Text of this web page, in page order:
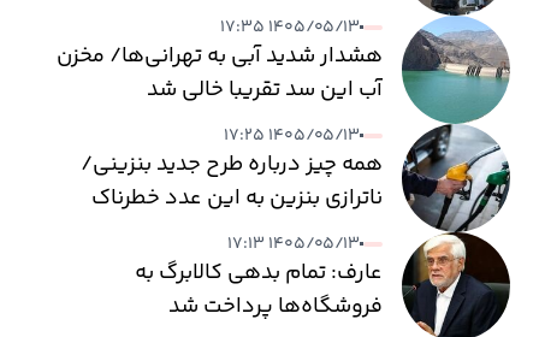
۱۴۰۵/۰۵/۱۳ ۱۷:۳۵
هشدار شدید آبی به تهرانی‌ها/ مخزن
آب این سد تقریبا خالی شد
۱۴۰۵/۰۵/۱۳ ۱۷:۲۵
همه چیز درباره طرح جدید بنزینی/
ناترازی بنزین به این عدد خطرناک
می‌رسد
۱۴۰۵/۰۵/۱۳ ۱۷:۱۳
عارف: تمام بدهی کالابرگ به
فروشگاه‌ها پرداخت شد